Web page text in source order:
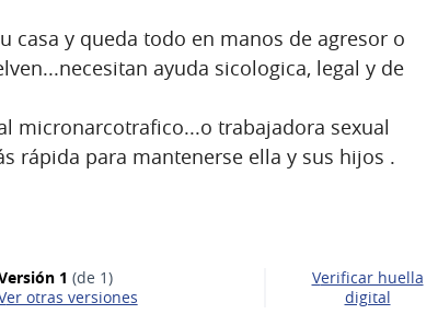
casa y queda todo en manos de agresor o
ayuda sicologica, legal y de
micronarcotrafico...o trabajadora sexual
rápida para mantenerse ella y sus hijos .
1 (de 1)
ver otras versiones
Verificar huella
digital